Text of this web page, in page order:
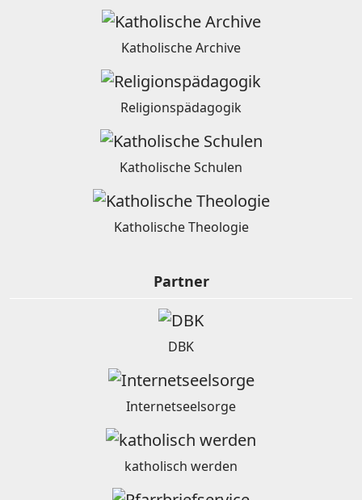
Katholische Archive
Religionspädagogik
Katholische Schulen
Katholische Theologie
Partner
DBK
Internetseelsorge
katholisch werden